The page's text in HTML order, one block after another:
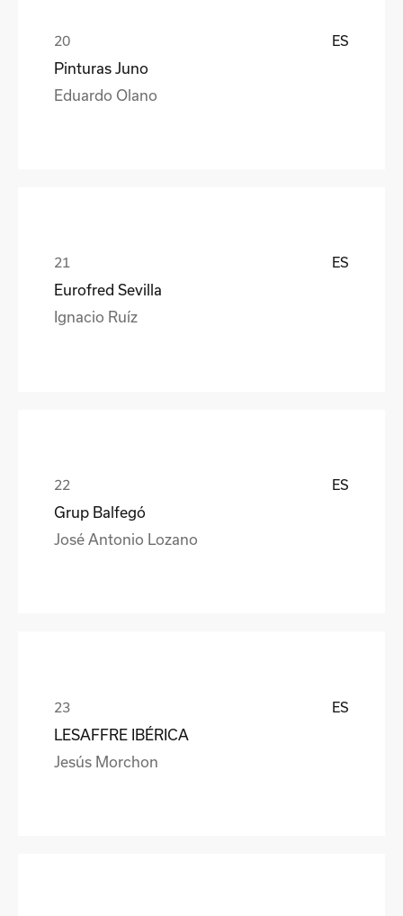
ES
Pinturas Juno
Eduardo Olano
ES
Eurofred Sevilla
Ignacio Ruíz
ES
Grup Balfegó
José Antonio Lozano
ES
LESAFFRE IBÉRICA
Jesús Morchon